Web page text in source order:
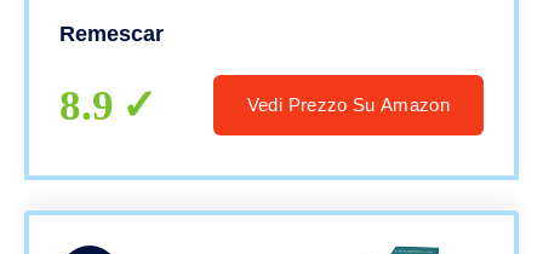
segni visibili dell’invecchiamento
Remescar
8.9 Vedi Prezzo Su Amazon